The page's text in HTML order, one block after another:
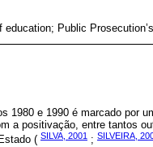
education; Public
1980 e 1990 é marcado por
a positivação, entre tantos
( SILVA, 2001 ; SILVEIRA,